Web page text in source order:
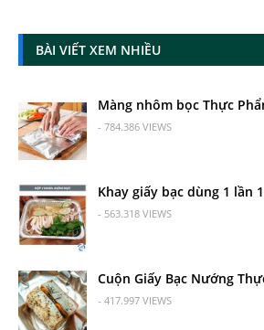
BÀI VIẾT XEM NHIỀU
Màng nhôm bọc Thực
- 784.386 VIEWS
Khay giấy bạc dùng 1 lần
- 563.318 VIEWS
Cuộn Giấy Bạc Nướng
- 417.997 VIEWS